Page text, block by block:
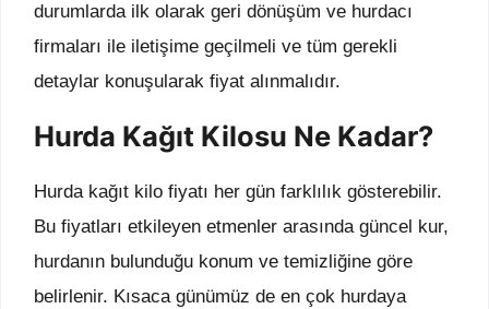
durumlarda ilk olarak geri dönüşüm ve hurdacı
firmaları ile iletişime geçilmeli ve tüm gerekli
detaylar konuşularak fiyat alınmalıdır.
Hurda Kağıt Kilosu Ne Kadar?
Hurda kağıt kilo fiyatı her gün farklılık gösterebilir.
Bu fiyatları etkileyen etmenler arasında güncel kur,
hurdanın bulunduğu konum ve temizliğine göre
belirlenir. Kısaca günümüz de en çok hurdaya